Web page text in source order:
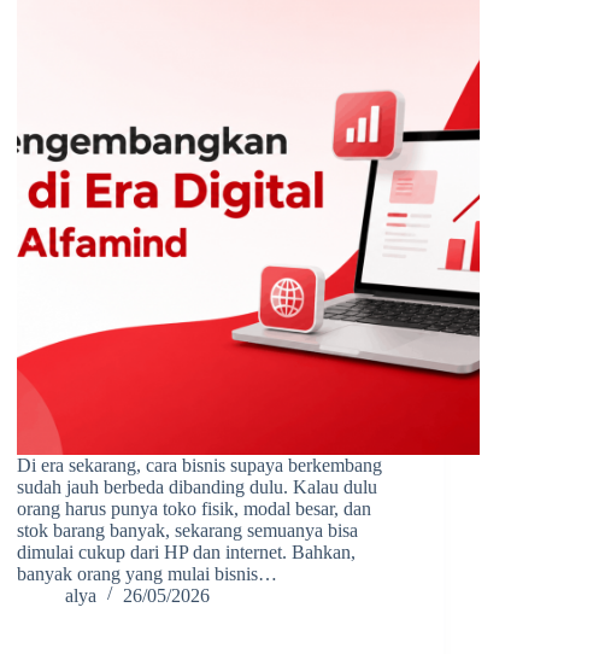
Di era sekarang, cara bisnis supaya berkembang
sudah jauh berbeda dibanding dulu. Kalau dulu
orang harus punya toko fisik, modal besar, dan
stok barang banyak, sekarang semuanya bisa
dimulai cukup dari HP dan internet. Bahkan,
banyak orang yang mulai bisnis…
alya
26/05/2026